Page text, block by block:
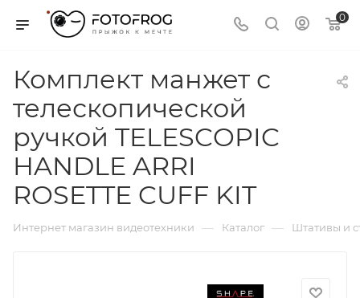
0
Комплект манжет с
телескопической
ручкой TELESCOPIC
HANDLE ARRI
ROSETTE CUFF KIT
Интернет магазин видеотехники — Каталог — Штативы и